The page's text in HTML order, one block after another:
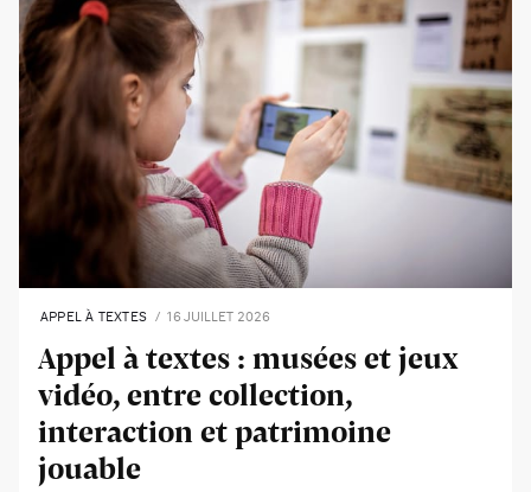
APPEL À TEXTES 16 JUILLET 2026
Appel à textes : musées et jeux
vidéo, entre collection,
interaction et patrimoine
jouable